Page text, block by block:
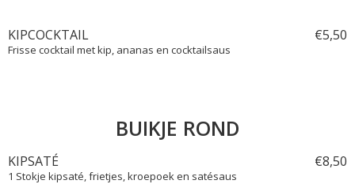
KIPCOCKTAIL €5,50
Frisse cocktail met kip, ananas en cocktailsaus
BUIKJE ROND
KIPSATÉ €8,50
1 Stokje kipsaté, frietjes, kroepoek en satésaus